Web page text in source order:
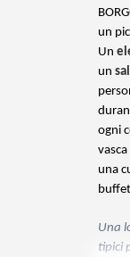
un
Un e
un
ogni
una
Una
tipici